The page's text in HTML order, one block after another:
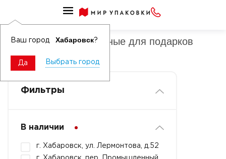
Ваш город Хабаровск?
Да Выбрать город
Пакеты ламинированные для подарков
Фильтры
В наличии
г. Хабаровск, ул. Лермонтова, д.52